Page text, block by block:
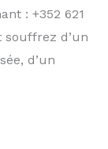
: +352 621
souffrez d’un
d’un